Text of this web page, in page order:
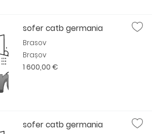
sofer catb germania
Brasov
Brașov
1 600,00 €
sofer catb germania